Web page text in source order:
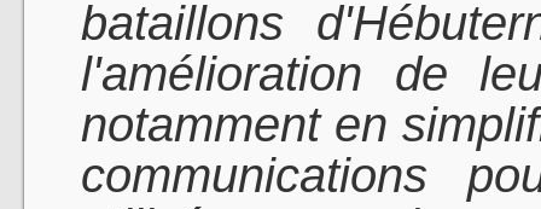
bataillons
l'amélioration de
notamment en
communications